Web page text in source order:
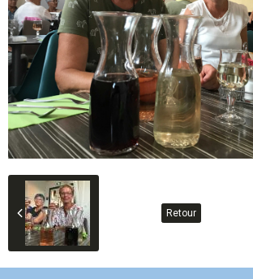
Retour